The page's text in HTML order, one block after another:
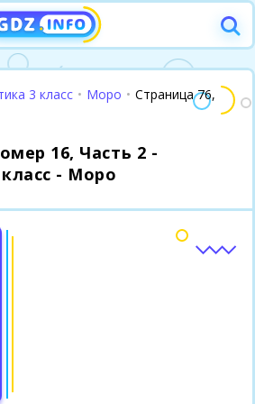
3 класс • Моро • Страница 76,
16, Часть 2 -
- Моро